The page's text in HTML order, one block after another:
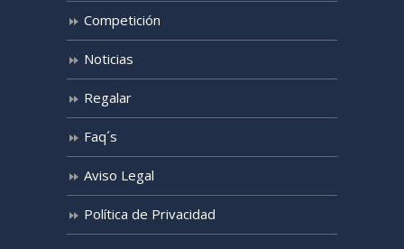
Competición
Noticias
Regalar
Faq´s
Aviso Legal
Política de Privacidad